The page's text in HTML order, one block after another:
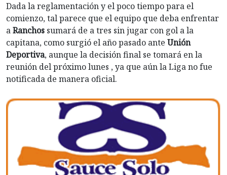
Dada la reglamentación y el poco tiempo para el
comienzo, tal parece que el equipo que deba enfrentar
aRanchos sumará de a tres sin jugar con gol a la
capitana, como surgió el año pasado ante Unión
Deportiva, aunque la decisión final se tomará en la
reunión del próximo lunes , ya que aún la Liga no fue
notificada de manera oficial.